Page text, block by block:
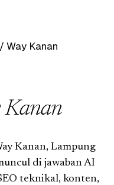
/ Way Kanan
Kanan
Kanan, Lampung
di jawaban AI
teknikal, konten,